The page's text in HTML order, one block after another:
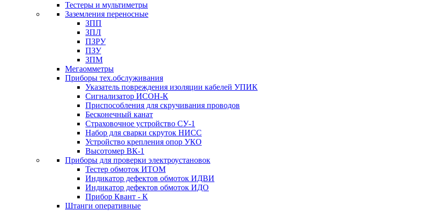
Тестеры и мультиметры
Заземления переносные
ЗПП
ЗПЛ
ПЗРУ
ПЗУ
ЗПМ
Мегаомметры
Приборы тех.обслуживания
Указатель повреждения изоляции кабелей УПИК
Сигнализатор ИСОН-К
Приспособления для скручивания проводов
Бесконечный канат
Страховочное устройство СУ-1
Набор для сварки скруток НИСС
Устройство крепления опор УКО
Высотомер ВК-1
Приборы для проверки электроустановок
Тестер обмоток ИТОМ
Индикатор дефектов обмоток ИДВИ
Индикатор дефектов обмоток ИДО
Прибор Квант - К
Штанги оперативные